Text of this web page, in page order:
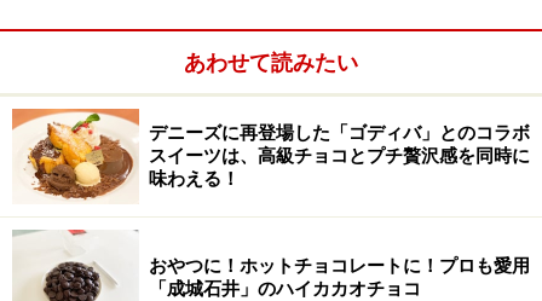
あわせて読みたい
デニーズに再登場した「ゴディバ」とのコラボ
スイーツは、高級チョコとプチ贅沢感を同時に
味わえる！
おやつに！ホットチョコレートに！プロも愛用
「成城石井」のハイカカオチョコ